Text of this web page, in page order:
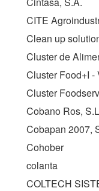
CITE
Clean up
Cluster de
Cluster Food+I -
Cluster
Cobano Ros,
Cobapan 2007,
Cohober
colanta
COLTECH